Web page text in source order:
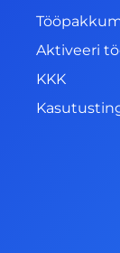
Aktiveeri
KKK